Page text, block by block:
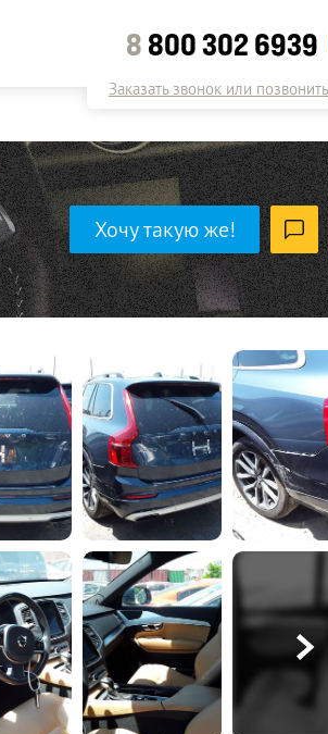
8 800 302 6939
Заказать звонок или позвонить
Хочу такую же!